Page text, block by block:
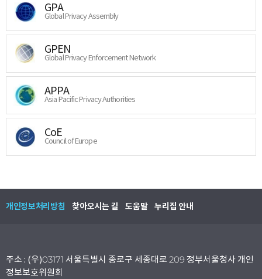
GPA
Global Privacy Assembly
GPEN
Global Privacy Enforcement Network
APPA
Asia Pacific Privacy Authorities
CoE
Council of Europe
개인정보처리방침 찾아오시는 길 도움말 누리집 안내
주소 : (우)03171 서울특별시 종로구 세종대로 209 정부서울청사 개인
정보보호위원회